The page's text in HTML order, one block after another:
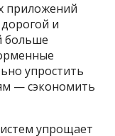
приложений
и
больше
упростить
— сэкономить
упрощает